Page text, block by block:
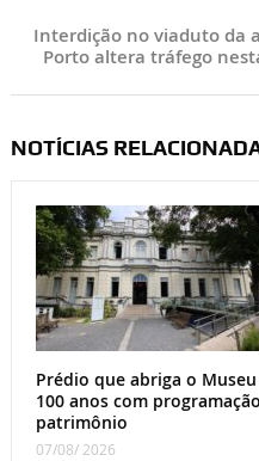
Interdição no viaduto da
Porto altera tráfego
NOTÍCIAS
Prédio que abriga o
100 anos com
patrimônio
07/08/ 2026